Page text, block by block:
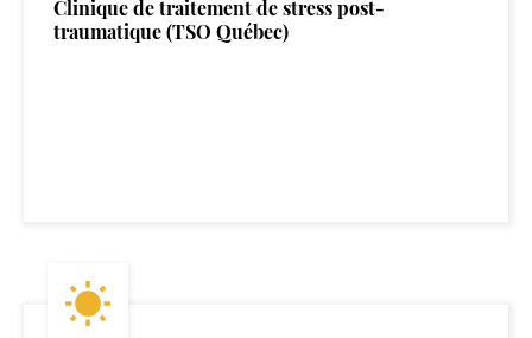
Clinique de traitement de stress post-
traumatique (TSO Québec)